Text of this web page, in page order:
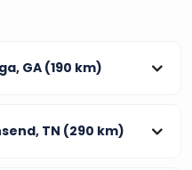
GA (190 km)
TN (290 km)